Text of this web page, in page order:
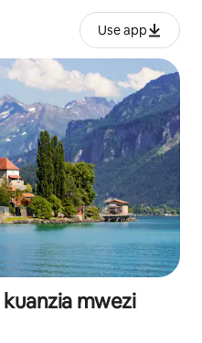
Use app
mwezi